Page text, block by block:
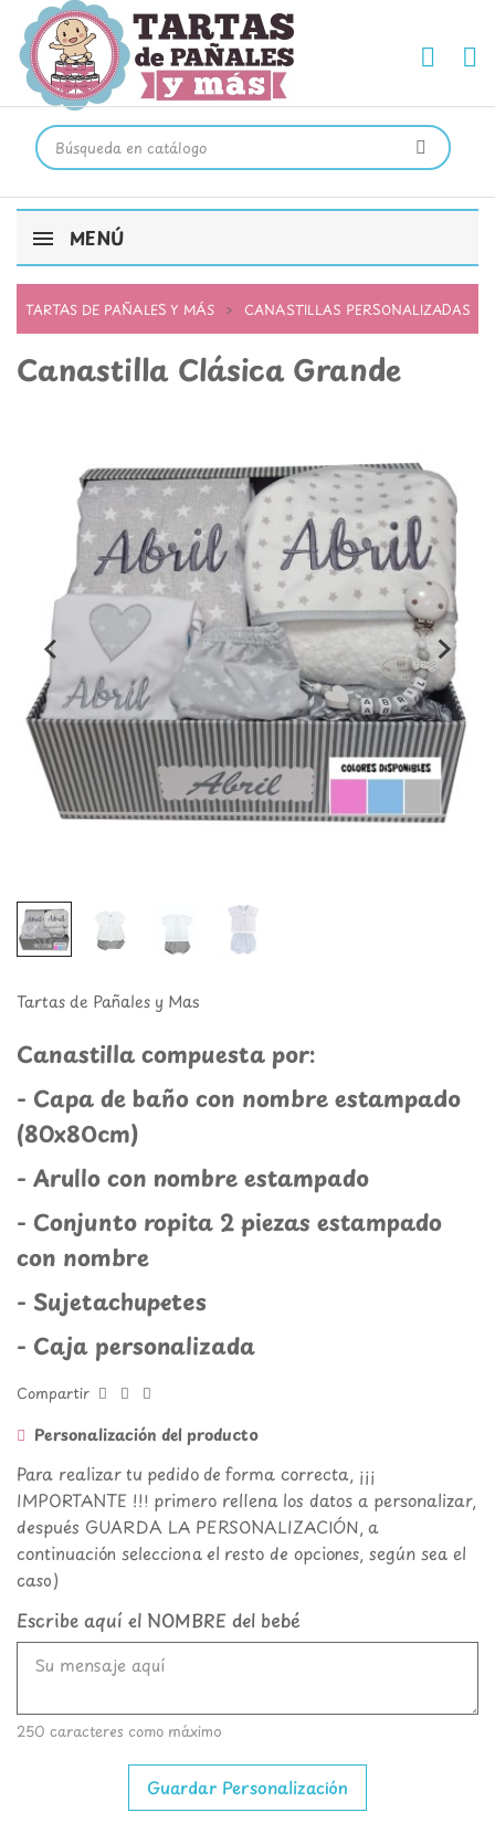
MENÚ
TARTAS DE PAÑALES Y MÁS CANASTILLAS PERSONALIZADAS
Canastilla Clásica Grande
Tartas de Pañales y Mas
Canastilla compuesta por:
- Capa de baño con nombre estampado
(80x80cm)
- Arullo con nombre estampado
- Conjunto ropita 2 piezas estampado
con nombre
- Sujetachupetes
- Caja personalizada
Compartir
Personalización del producto
Para realizar tu pedido de forma correcta, ¡¡¡
IMPORTANTE !!! primero rellena los datos a personalizar,
después GUARDA LA PERSONALIZACIÓN, a
continuación selecciona el resto de opciones, según sea el
caso)
Escribe aquí el NOMBRE del bebé
250 caracteres como máximo
Guardar Personalización